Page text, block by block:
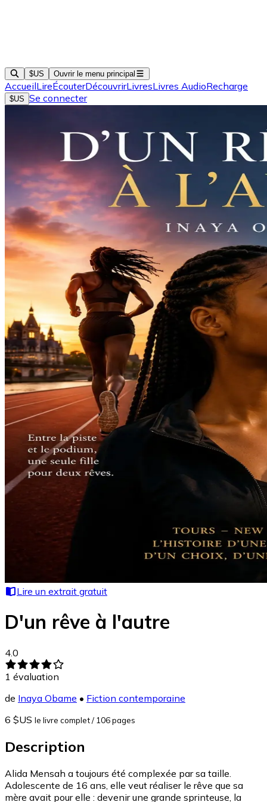
$US Ouvrir le menu principal
AccueilLireÉcouterDécouvrirLivresLivres AudioRecharge
$US Se connecter
Lire un extrait gratuit
D'un rêve à l'autre
4.0
1 évaluation
de Inaya Obame • Fiction contemporaine
6 $US le livre complet/ 106 pages
Description
Alida Mensah a toujours été complexée par sa taille.
Adolescente de 16 ans, elle veut réaliser le rêve que sa
mère avait pour elle : devenir une grande sprinteuse, la